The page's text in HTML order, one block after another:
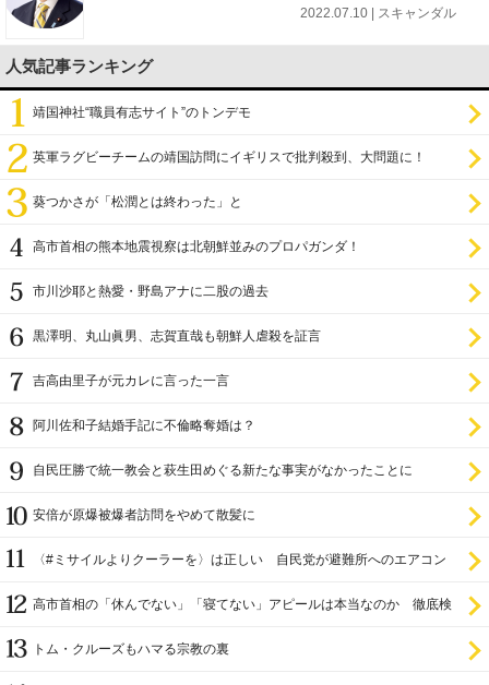
2022.07.10 | スキャンダル
人気記事ランキング
靖国神社“職員有志サイト”のトンデモ
英軍ラグビーチームの靖国訪問にイギリスで批判殺到、大問題に！
葵つかさが「松潤とは終わった」と
高市首相の熊本地震視察は北朝鮮並みのプロパガンダ！
市川沙耶と熱愛・野島アナに二股の過去
黒澤明、丸山眞男、志賀直哉も朝鮮人虐殺を証言
吉高由里子が元カレに言った一言
阿川佐和子結婚手記に不倫略奪婚は？
自民圧勝で統一教会と萩生田めぐる新たな事実がなかったことに
安倍が原爆被爆者訪問をやめて散髪に
〈#ミサイルよりクーラーを〉は正しい 自民党が避難所へのエアコン
高市首相の「休んでない」「寝てない」アピールは本当なのか 徹底検
トム・クルーズもハマる宗教の裏